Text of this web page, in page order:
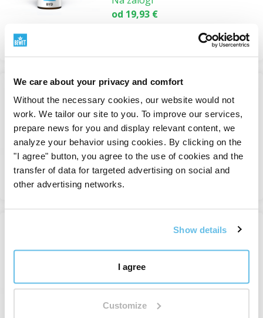
We care about your privacy and comfort
Without the necessary cookies, our website would not
work. We tailor our site to you. To improve our services,
prepare news for you and display relevant content, we
analyze your behavior using cookies. By clicking on the
"I agree" button, you agree to the use of cookies and the
transfer of data for targeted advertising on social and
other advertising networks.
Show details
I agree
Customize
od 19,93 €
-50%
Bydia eterično olje
Mešanice eteričnih olj
Na zalogi
od 9,96 €19,93 €
Pregledati.
od 19,53 €